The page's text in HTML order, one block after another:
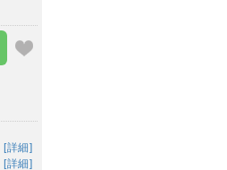
[詳細]
[詳細]